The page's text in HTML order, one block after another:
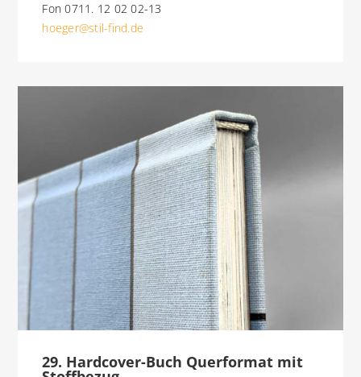
Fon 0711. 12 02 02-13
hoeger@stil-find.de
29. Hardcover-Buch Querformat mit